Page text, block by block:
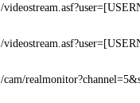
/
/
/cam/